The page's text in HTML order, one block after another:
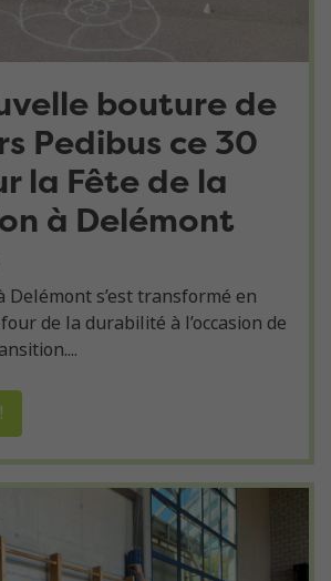
bouture de
Pedibus ce 30
la Fête de la
à Delémont
Delémont s’est transformé en
de la durabilité à l’occasion de